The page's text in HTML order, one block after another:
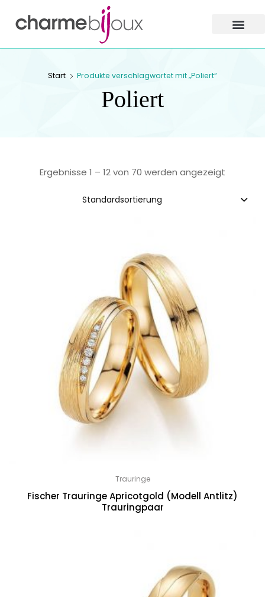
Bijoux
ZOFINGEN
Start Produkte verschlagwortet mit „Poliert“
Poliert
Ergebnisse 1 – 12 von 70 werden angezeigt
Standardsortierung
Trauringe
Fischer Trauringe Apricotgold (Modell Antlitz)
Trauringpaar